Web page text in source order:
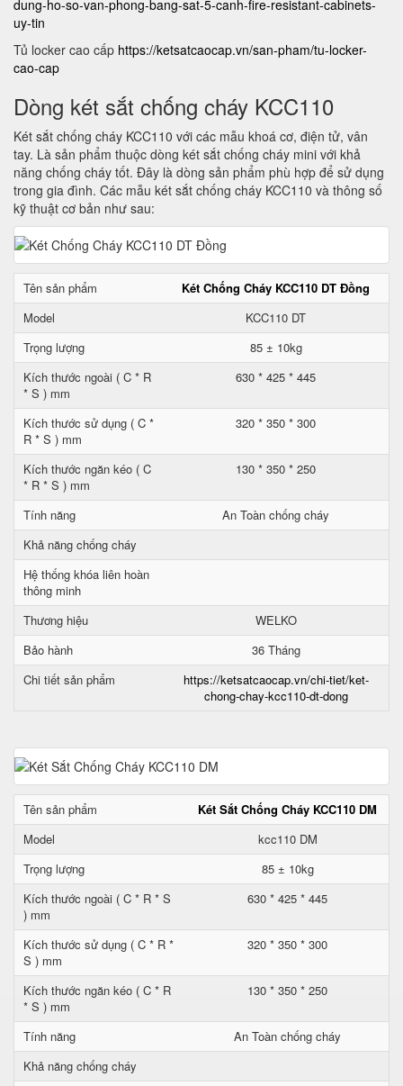
dung-ho-so-van-phong-bang-sat-5-canh-fire-resistant-cabinets-
uy-tin
Tủ locker cao cấp https://ketsatcaocap.vn/san-pham/tu-locker-
cao-cap
Dòng két sắt chống cháy KCC110
Két sắt chống cháy KCC110 với các mẫu khoá cơ, điện tử, vân
tay. Là sản phẩm thuộc dòng két sắt chống cháy mini với khả
năng chống cháy tốt. Đây là dòng sản phẩm phù hợp để sử dụng
trong gia đình. Các mẫu két sắt chống cháy KCC110 và thông số
kỹ thuật cơ bản như sau:
Tên sản phẩm
Két Chống Cháy KCC110 DT Đồng
Model
KCC110 DT
Trọng lượng
85 ± 10kg
Kích thước ngoài ( C * R
* S ) mm
630 * 425 * 445
Kích thước sử dụng ( C *
R * S ) mm
320 * 350 * 300
Kích thước ngăn kéo ( C
* R * S ) mm
130 * 350 * 250
Tính năng
An Toàn chống cháy
Khả năng chống cháy
Hệ thống khóa liên hoàn
thông minh
Thương hiệu
WELKO
Bảo hành
36 Tháng
Chi tiết sản phẩm
https://ketsatcaocap.vn/chi-tiet/ket-
chong-chay-kcc110-dt-dong
Tên sản phẩm
Két Sắt Chống Cháy KCC110 DM
Model
kcc110 DM
Trọng lượng
85 ± 10kg
Kích thước ngoài ( C * R * S
) mm
630 * 425 * 445
Kích thước sử dụng ( C * R *
S ) mm
320 * 350 * 300
Kích thước ngăn kéo ( C * R
* S ) mm
130 * 350 * 250
Tính năng
An Toàn chống cháy
Khả năng chống cháy